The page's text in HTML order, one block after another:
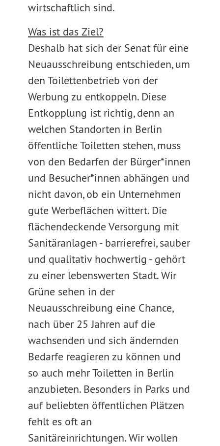
wirtschaftlich sind.
Was ist das Ziel?
Deshalb hat sich der Senat für eine
Neuausschreibung entschieden, um
den Toilettenbetrieb von der
Werbung zu entkoppeln. Diese
Entkopplung ist richtig, denn an
welchen Standorten in Berlin
öffentliche Toiletten stehen, muss
von den Bedarfen der Bürger*innen
und Besucher*innen abhängen und
nicht davon, ob ein Unternehmen
gute Werbeflächen wittert. Die
flächendeckende Versorgung mit
Sanitäranlagen - barrierefrei, sauber
und qualitativ hochwertig - gehört
zu einer lebenswerten Stadt. Wir
Grüne sehen in der
Neuausschreibung eine Chance,
nach über 25 Jahren auf die
wachsenden und sich ändernden
Bedarfe reagieren zu können und
so auch mehr Toiletten in Berlin
anzubieten. Besonders in Parks und
auf beliebten öffentlichen Plätzen
fehlt es oft an
Sanitäreinrichtungen. Wir wollen